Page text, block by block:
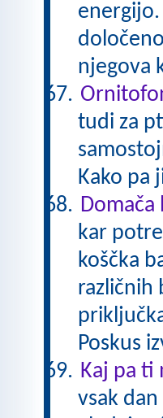
njegova
tudi za
Kako pa
kar
koščka
različnih
Poskus
Kaj pa ti
vsak